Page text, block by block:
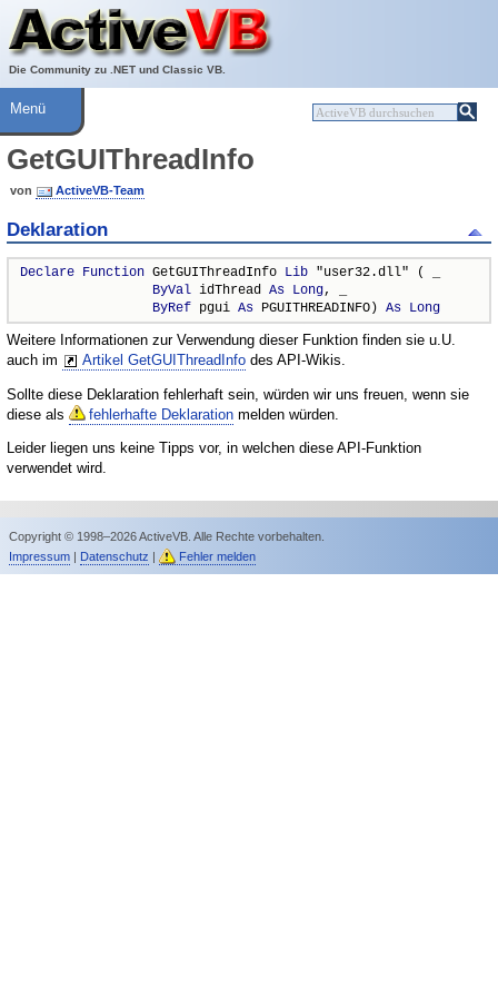
Die Community zu .NET und Classic VB.
Über ActiveVB
Hilfe
Menü
GetGUIThreadInfo
von ActiveVB-Team
Deklaration
Declare Function GetGUIThreadInfo Lib "user32.dll" ( _
ByVal idThread As Long, _
ByRef pgui As PGUITHREADINFO) As Long
Weitere Informationen zur Verwendung dieser Funktion finden sie u.U.
auch im
Artikel GetGUIThreadInfo des API-Wikis.
Sollte diese Deklaration fehlerhaft sein, würden wir uns freuen, wenn sie
diese als
fehlerhafte Deklaration melden würden.
Leider liegen uns keine Tipps vor, in welchen diese API-Funktion
verwendet wird.
Copyright © 1998–2026 ActiveVB. Alle Rechte vorbehalten.
Impressum| Datenschutz | Fehler melden